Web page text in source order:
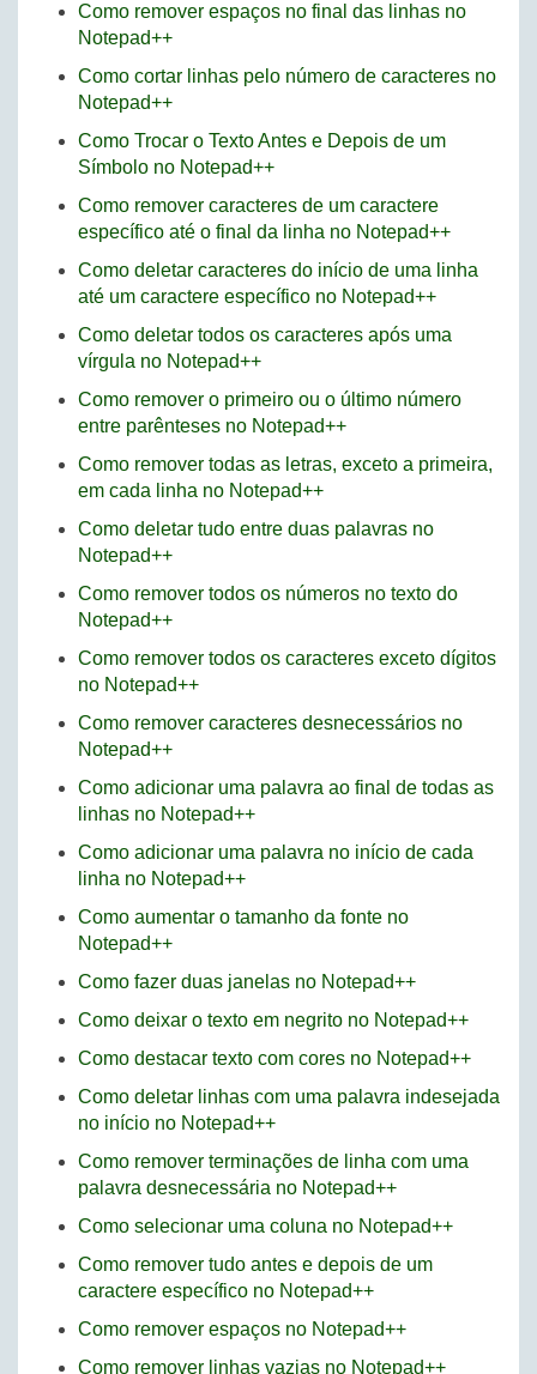
Como remover espaços no final das linhas no
Notepad++
Como cortar linhas pelo número de caracteres no
Notepad++
Como Trocar o Texto Antes e Depois de um
Símbolo no Notepad++
Como remover caracteres de um caractere
específico até o final da linha no Notepad++
Como deletar caracteres do início de uma linha
até um caractere específico no Notepad++
Como deletar todos os caracteres após uma
vírgula no Notepad++
Como remover o primeiro ou o último número
entre parênteses no Notepad++
Como remover todas as letras, exceto a primeira,
em cada linha no Notepad++
Como deletar tudo entre duas palavras no
Notepad++
Como remover todos os números no texto do
Notepad++
Como remover todos os caracteres exceto dígitos
no Notepad++
Como remover caracteres desnecessários no
Notepad++
Como adicionar uma palavra ao final de todas as
linhas no Notepad++
Como adicionar uma palavra no início de cada
linha no Notepad++
Como aumentar o tamanho da fonte no
Notepad++
Como fazer duas janelas no Notepad++
Como deixar o texto em negrito no Notepad++
Como destacar texto com cores no Notepad++
Como deletar linhas com uma palavra indesejada
no início no Notepad++
Como remover terminações de linha com uma
palavra desnecessária no Notepad++
Como selecionar uma coluna no Notepad++
Como remover tudo antes e depois de um
caractere específico no Notepad++
Como remover espaços no Notepad++
Como remover linhas vazias no Notepad++